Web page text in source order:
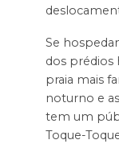
Se
dos prédios
praia mais
noturno e
tem um
Toque-